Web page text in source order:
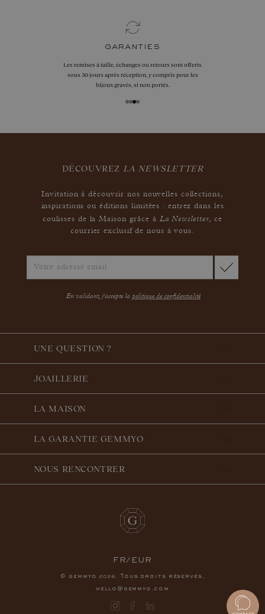
garanties
Les remises à taille, échanges ou retours sont offerts
sous 30 jours après réception, y compris pour les
bijoux gravés, si non portés.
DÉCOUVREZ LA NEWSLETTER
Invitation à découvrir nos nouvelles collections,
inspirations ou éditions limitées : entrez dans les
coulisses de la Maison grâce à La Newsletter,ce
courrier exclusif de nous à vous.
En validant, j'accepte la politique de confidentialité
UNE QUESTION ?
JOAILLERIE
LA MAISON
LA GARANTIE GEMMYO
NOUS RENCONTRER
FR/EUR
© gemmyo 2026 . Tous droits réservés.
hello@gemmyo.com